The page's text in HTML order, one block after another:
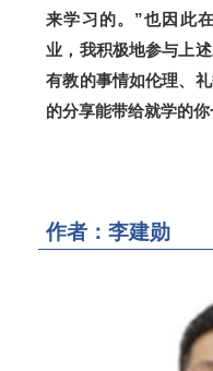
来学习的。”也因此
业，我积极地参与上
有教的事情如伦理、
的分享能带给就学的你
作者：李建勋